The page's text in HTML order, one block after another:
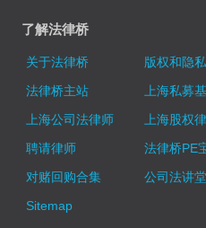
了解法律桥
关于法律桥 版权和隐
法律桥主站
上海私募
上海公司法律师
上海股权
聘请律师
法律桥PE
对赌回购合集
公司法讲堂
Sitemap